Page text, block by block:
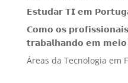
𝗘𝘀𝘁𝘂𝗱𝗮𝗿 𝗧𝗜 𝗲𝗺
𝗖𝗼𝗺𝗼 𝗼𝘀
𝘁𝗿𝗮𝗯𝗮𝗹𝗵𝗮𝗻𝗱𝗼 𝗲𝗺
Áreas da Tecnologia em